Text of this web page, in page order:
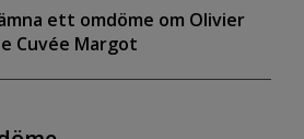
ett omdöme om Olivier
Cuvée Margot